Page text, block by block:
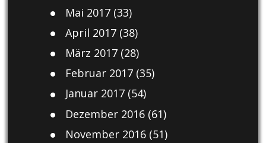
Mai 2017(33)
April 2017(38)
März 2017(28)
Februar 2017(35)
Januar 2017(54)
Dezember 2016(61)
November 2016(51)